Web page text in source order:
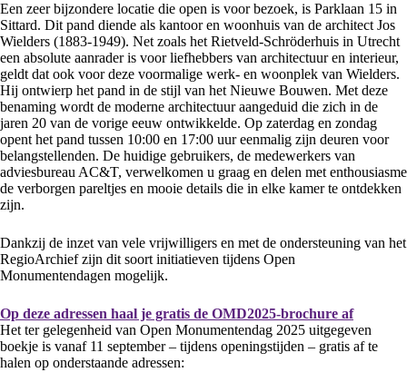
Een zeer bijzondere locatie die open is voor bezoek, is Parklaan 15 in
Sittard. Dit pand diende als kantoor en woonhuis van de architect Jos
Wielders (1883-1949). Net zoals het Rietveld-Schröderhuis in Utrecht
een absolute aanrader is voor liefhebbers van architectuur en interieur,
geldt dat ook voor deze voormalige werk- en woonplek van Wielders.
Hij ontwierp het pand in de stijl van het Nieuwe Bouwen. Met deze
benaming wordt de moderne architectuur aangeduid die zich in de
jaren 20 van de vorige eeuw ontwikkelde. Op zaterdag en zondag
opent het pand tussen 10:00 en 17:00 uur eenmalig zijn deuren voor
belangstellenden. De huidige gebruikers, de medewerkers van
adviesbureau AC&T, verwelkomen u graag en delen met enthousiasme
de verborgen pareltjes en mooie details die in elke kamer te ontdekken
zijn.
Dankzij de inzet van vele vrijwilligers en met de ondersteuning van het
RegioArchief zijn dit soort initiatieven tijdens Open
Monumentendagen mogelijk.
Op deze adressen haal je gratis de OMD2025-brochure af
Het ter gelegenheid van Open Monumentendag 2025 uitgegeven
boekje is vanaf 11 september – tijdens openingstijden – gratis af te
halen op onderstaande adressen: